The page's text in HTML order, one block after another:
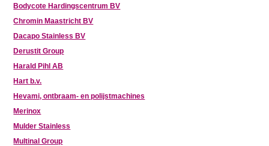
Bodycote Hardingscentrum BV
Chromin Maastricht BV
Dacapo Stainless BV
Derustit Group
Harald Pihl AB
Hart b.v.
Hevami, ontbraam- en polijstmachines
Merinox
Mulder Stainless
Multinal Group